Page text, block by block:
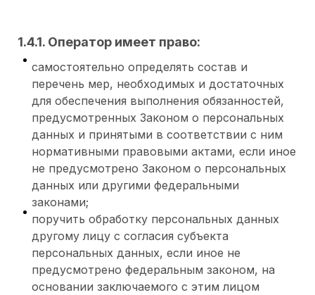
1.4.1. Оператор имеет право:
самостоятельно определять состав и
перечень мер, необходимых и достаточных
для обеспечения выполнения обязанностей,
предусмотренных Законом о персональных
данных и принятыми в соответствии с ним
нормативными правовыми актами, если иное
не предусмотрено Законом о персональных
данных или другими федеральными
законами;
поручить обработку персональных данных
другому лицу с согласия субъекта
персональных данных, если иное не
предусмотрено федеральным законом, на
основании заключаемого с этим лицом